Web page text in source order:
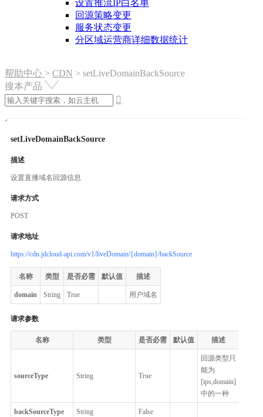
设置推流IP白名单
回源策略变更
服务状态变更
分区域运营商详细数据统计
帮助中心 > CDN > setLiveDomainBackSource
搜本产品

setLiveDomainBackSource
描述
设置直播域名回源信息
请求方式
POST
请求地址
https://cdn.jdcloud-api.com/v1/liveDomain/{domain}/backSource
名称 类型 是否必需 默认值 描述
domain String True 用户域名
请求参数
名称 类型 是否必需 默认值 描述
sourceType String True
回源类型只
能为
[ips,domain]
中的一种
backSourceType String False